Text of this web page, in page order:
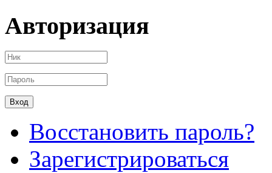
Авторизация
Восстановить пароль?
Зарегистрироваться